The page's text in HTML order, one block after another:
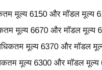
मूल्य 6150 और मॉडल मूल्य
मूल्य 6670 और मॉडल मूल्य
मूल्य 6370 और मॉडल
मूल्य 6300 और मॉडल मूल्य